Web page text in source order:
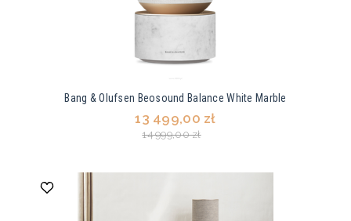
Bang & Olufsen Beosound Balance White Marble
13 499,00 zł
14 999,00 zł